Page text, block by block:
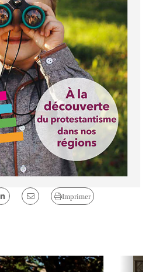
Imprimer